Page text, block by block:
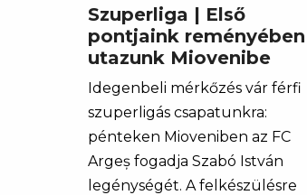
Szuperliga | Első
pontjaink reményében
utazunk Miovenibe
Idegenbeli mérkőzés vár férfi
szuperligás csapatunkra:
pénteken Mioveniben az FC
Argeș fogadja Szabó István
legénységét. A felkészülésre